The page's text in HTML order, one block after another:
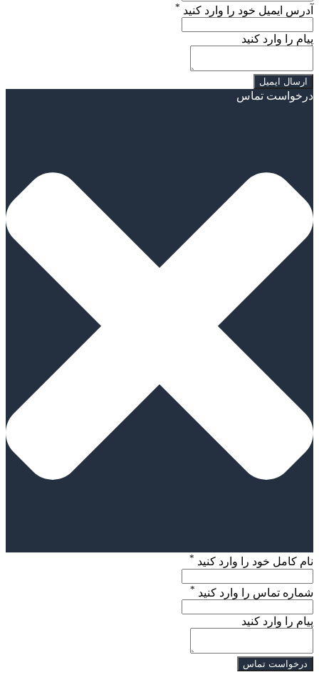
آدرس ایمیل خود را وارد کنید *
پیام را وارد کنید
درخواست تماس
نام کامل خود را وارد کنید *
شماره تماس را وارد کنید *
پیام را وارد کنید